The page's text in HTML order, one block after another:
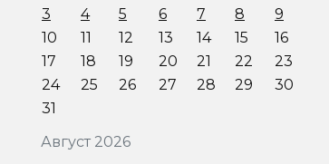
Август 2026
3
4 5 6 7 8
9
10
11 12 13 14 15
16
17
18 19 20 21 22
23
24
25 26 27 28 29
30
31